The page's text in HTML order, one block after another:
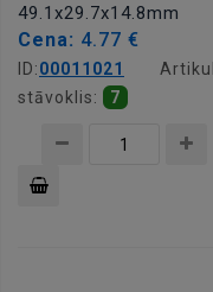
49.1x29.7x14.8mm
Cena: 4.77 €
ID:00011021
stāvoklis:
7